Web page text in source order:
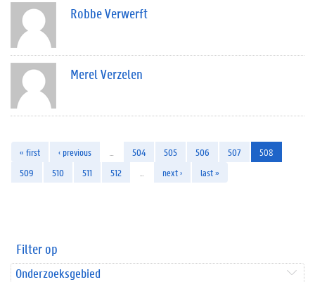
Robbe Verwerft
Merel Verzelen
« first ‹ previous 504 505 506 507
508
509
510 511 512 next › last »
Filter op
Onderzoeksgebied